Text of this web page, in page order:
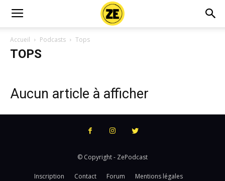
Accueil Podcasts Tops
TOPS
Aucun article à afficher
© Copyright - ZePodcast
Inscription Contact Forum Mentions légales